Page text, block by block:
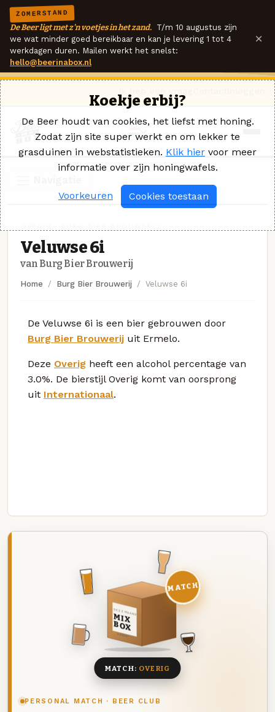
ZOMERSTAND
De Beer ligt met z'n voetjes in het zand. T/m 10 augustus zijn
we wat minder goed bereikbaar en kan je levering 1 tot 4
werkdagen duren. Mailen werkt het snelst:
hello@beerinabox.nl
×
Veluwse 6i
van Burg Bier Brouwerij
Home Burg Bier Brouwerij Veluwse 6i
De Veluwse 6i is een bier gebrouwen door
Burg Bier Brouwerij uit Ermelo.
Deze Overig heeft een alcohol percentage van
3.0%. De bierstijl Overig komt van oorsprong
uit Internationaal.
PERSONAL MATCH · BEER CLUB
DEZE MAAND
MIX
BOX
8 BIEREN
MATCH
MATCH: OVERIG
Koekje erbij?
De Beer houdt van cookies, het liefst met honing.
Zodat zijn site super werkt en om lekker te
grasduinen in webstatistieken. Klik hier voor meer
informatie over zijn honingwafels.
Voorkeuren Cookies toestaan